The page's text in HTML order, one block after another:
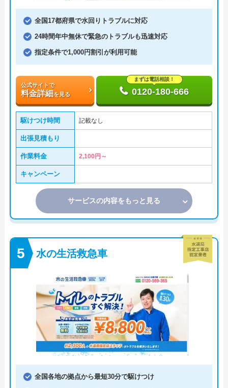
全国17都府県で水回りトラブルに対応
24時間年中無休で緊急のトラブルも迅速対応
指定条件で1,000円割引が利用可能
公式サイトで
料金詳細を見る
まずは電話相談！
0120-180-666
駆けつけ時間 記載なし
出張見積もり
作業料金 2,100円～
キャンペーン
サービスの内容をもっと見る
水の生活救急車
全国各地の拠点から最短30分で駆けつけ